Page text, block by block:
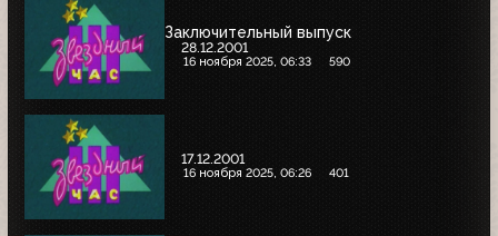
Заключительный выпуск
28.12.2001
16 ноября 2025, 06:33 590
17.12.2001
16 ноября 2025, 06:26 401